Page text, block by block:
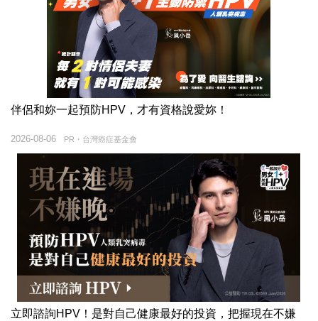
伴侶和妳一起預防HPV，才有資格說愛妳！
PR・台灣癌症基金會
2026-08-06
立即諮詢HPV！是對自己健康最好的投資，把握現在不嫌